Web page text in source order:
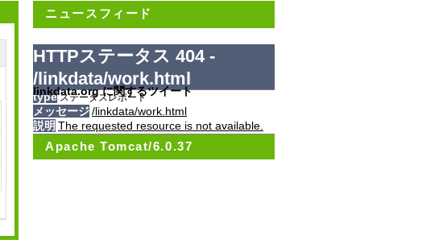
ニュースフィード
HTTPステータス 404 -
/linkdata/work.html
typeステータスレポート
メッセージ/linkdata/work.html
説明 The requested resource is not available.
Apache Tomcat/6.0.37
linkdata.org に関するツイート